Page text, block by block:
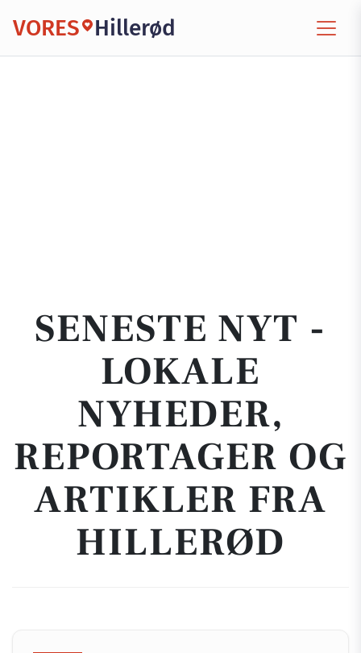
VORES Hillerød
SENESTE NYT -
LOKALE
NYHEDER,
REPORTAGER OG
ARTIKLER FRA
HILLERØD